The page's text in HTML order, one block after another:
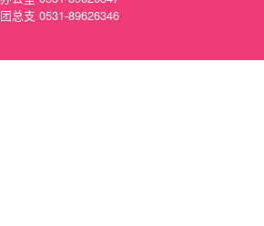
团总支 0531-89626346